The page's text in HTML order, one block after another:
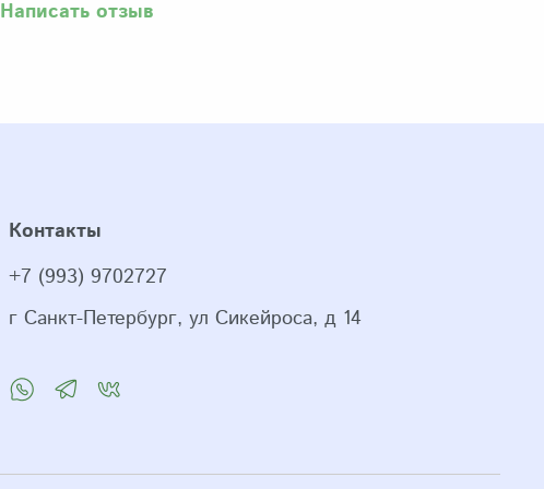
Написать отзыв
Контакты
+7 (993) 9702727
г Санкт-Петербург, ул Сикейроса, д 14